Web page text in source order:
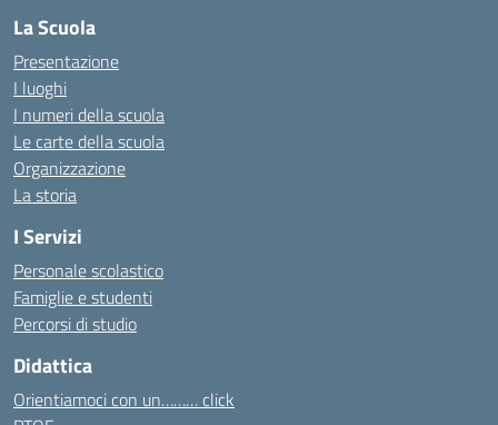
La Scuola
Presentazione
I luoghi
I numeri della scuola
Le carte della scuola
Organizzazione
La storia
I Servizi
Personale scolastico
Famiglie e studenti
Percorsi di studio
Didattica
Orientiamoci con un……… click